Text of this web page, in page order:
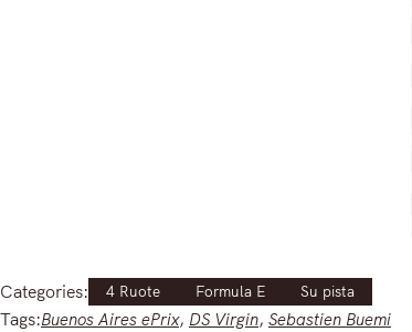
Categories: 4 Ruote Formula E Su pista
Tags:Buenos Aires ePrix, DS Virgin, Sebastien Buemi